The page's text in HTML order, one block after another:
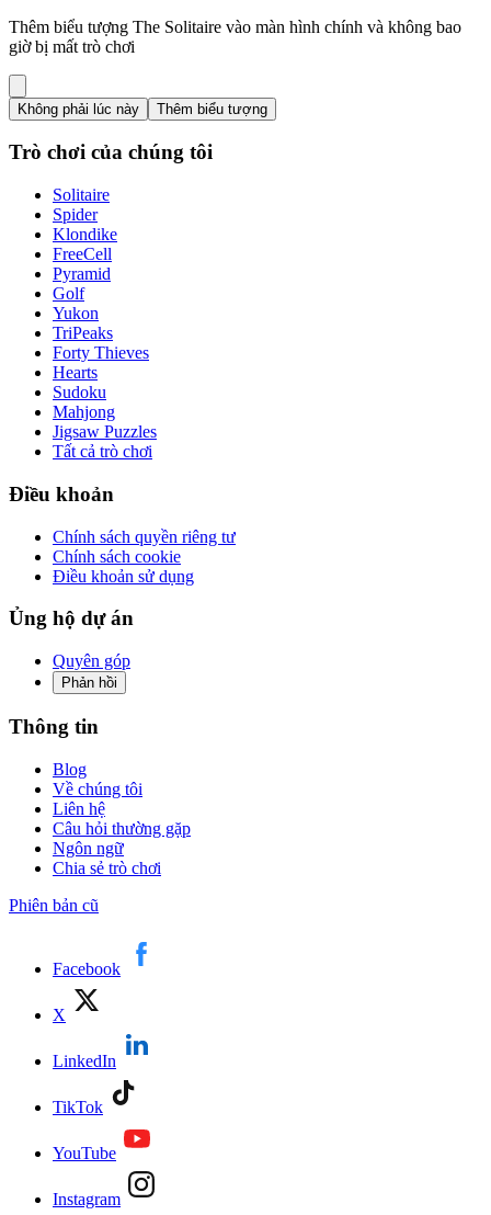
Thêm biểu tượng The Solitaire vào màn hình chính và không bao
giờ bị mất trò chơi
Không phải lúc này Thêm biểu tượng
Trò chơi của chúng tôi
Solitaire
Spider
Klondike
FreeCell
Pyramid
Golf
Yukon
TriPeaks
Forty Thieves
Hearts
Sudoku
Mahjong
Jigsaw Puzzles
Tất cả trò chơi
Điều khoản
Chính sách quyền riêng tư
Chính sách cookie
Điều khoản sử dụng
Ủng hộ dự án
Quyên góp
Phản hồi
Thông tin
Blog
Về chúng tôi
Liên hệ
Câu hỏi thường gặp
Ngôn ngữ
Chia sẻ trò chơi
Phiên bản cũ
Facebook
X
LinkedIn
TikTok
YouTube
Instagram